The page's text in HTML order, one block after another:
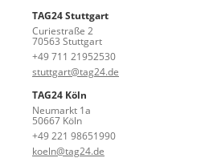
TAG24 Stuttgart
Curiestraße 2
70563 Stuttgart
+49 711 21952530
stuttgart@tag24.de
TAG24 Köln
Neumarkt 1a
50667 Köln
+49 221 98651990
koeln@tag24.de